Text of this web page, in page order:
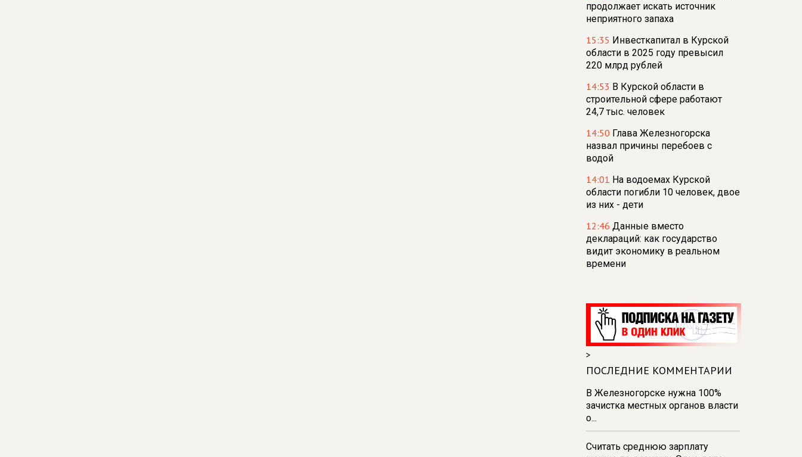
продолжает искать источник
неприятного запаха
15:35 Инвесткапитал в Курской
области в 2025 году превысил
220 млрд рублей
14:53 В Курской области в
строительной сфере работают
24,7 тыс. человек
14:50 Глава Железногорска
назвал причины перебоев с
водой
14:01 На водоемах Курской
области погибли 10 человек, двое
из них - дети
12:46 Данные вместо
деклараций: как государство
видит экономику в реальном
времени
Карла Маркса
12:17
В Курске прокуратура
добивается возмещения для
девочки - подростка ущерба за
побои
11:58В Курской области
обрушившаяся стена повлекла
возбуждение уголовного дела в
отношении ИП
11:52В Курске прокуратура
>
ПОСЛЕДНИЕ КОММЕНТАРИИ
В Железногорске нужна 100%
зачистка местных органов власти
о...
Считать среднюю зарплату